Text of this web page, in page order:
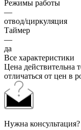
Режимы работы
—
отвод/циркуляция
Таймер
—
да
Все характеристики
Цена действительна
отличаться от цен в
Нужна консультация?